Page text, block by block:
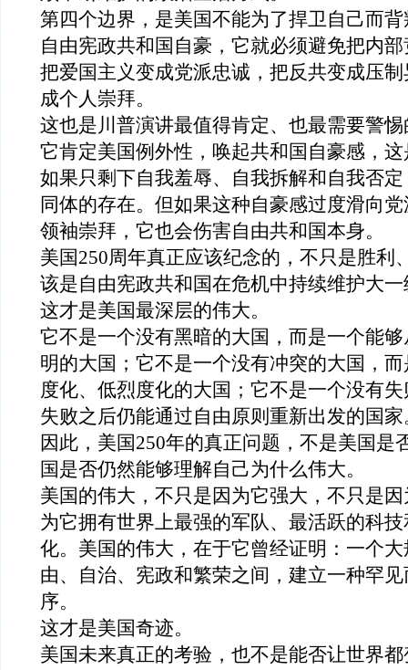
第四个边界，是美国不能为了捍卫自己而
自由宪政共和国自豪，它就必须避免把内
把爱国主义变成党派忠诚，把反共变成压
成个人崇拜。
这也是川普演讲最值得肯定、也最需要警
它肯定美国例外性，唤起共和国自豪感，
如果只剩下自我羞辱、自我拆解和自我否
同体的存在。但如果这种自豪感过度滑向
领袖崇拜，它也会伤害自由共和国本身。
美国 250周年真正应该纪念的，不只是胜利
该是自由宪政共和国在危机中持续维护大
这才是美国最深层的伟大。
它不是一个没有黑暗的大 国，而是一个能
明的大 国；它不是一个没有冲突的大 国，
度化、低烈度化的大 国；它不是一个没有
失败之后仍能通过自由原则 重新出发的国家
因此，美国 250年的真正问题，不是美国是
国是否仍然能够理解自己为什么伟大。
美国的伟大，不只是因为它强大，不只是
为它拥有世界上最强的军队、最活跃的科
化。美国的伟大，在于它曾经证明：一个
由、自治、宪政和繁荣之间，建立一种罕
序。
这才是美国奇迹。
美国未来真正的考验，也不是能否让世界